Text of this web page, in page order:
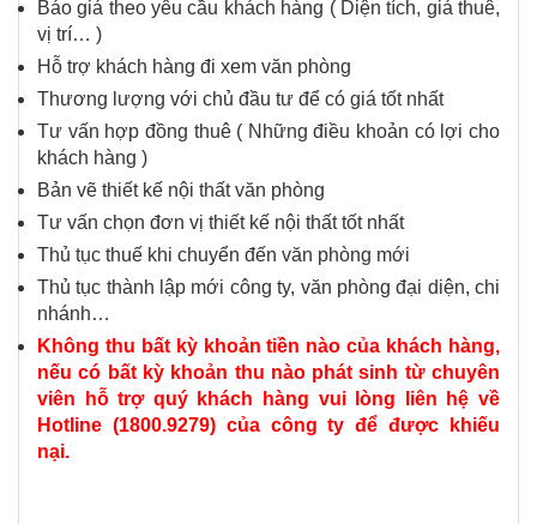
Báo giá theo yêu cầu khách hàng ( Diện tích, giá thuê,
vị trí… )
Hỗ trợ khách hàng đi xem văn phòng
Thương lượng với chủ đầu tư để có giá tốt nhất
Tư vấn hợp đồng thuê ( Những điều khoản có lợi cho
khách hàng )
Bản vẽ thiết kế nội thất văn phòng
Tư vấn chọn đơn vị thiết kế nội thất tốt nhất
Thủ tục thuế khi chuyển đến văn phòng mới
Thủ tục thành lập mới công ty, văn phòng đại diện, chi
nhánh…
Không thu bất kỳ khoản tiền nào của khách hàng,
nếu có bất kỳ khoản thu nào phát sinh từ chuyên
viên hỗ trợ quý khách hàng vui lòng liên hệ về
Hotline (1800.9279) của công ty để được khiếu
nại.